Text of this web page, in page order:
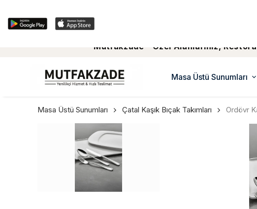
Mutfakzade - Özel Alanlariniz,
Masa Üstü Sunumları
Masa Üstü Sunumları Çatal Kaşık Bıçak Takımları Ordövr